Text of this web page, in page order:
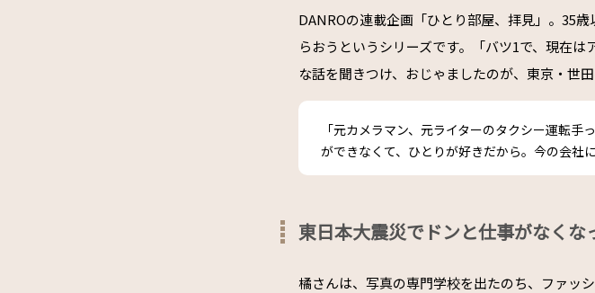
DANROの連載企画「ひとり部屋、拝見」。35
らおうというシリーズです。「バツ1で、現在
な話を聞きつけ、おじゃましたのが、東京・世
「元カメラマン、元ライターのタクシー運転
ができなくて、ひとりが好きだから。今の会社
東日本大震災でドンと仕事がなくな
橘さんは、写真の専門学校を出たのち、ファッ